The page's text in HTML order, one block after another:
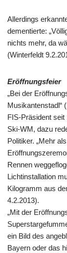
Allerdings
dementierte:
nichts mehr, da
(Winterfeldt
Eröffnungsfeier
„Bei der
Musikantenstadl“
FIS-Präsident seit
Ski-WM, dazu
Politiker. „Mehr
Rennen
Lichtinstallation
Kilogramm aus
4.2.2013).
„Mit der
ein Bild des
Bayern oder das